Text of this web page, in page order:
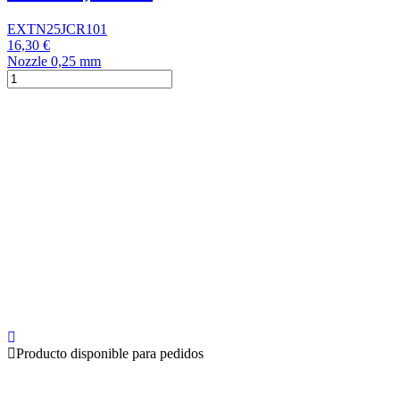
EXTN25JCR101
16,30 €
Nozzle 0,25 mm
Producto disponible para pedidos